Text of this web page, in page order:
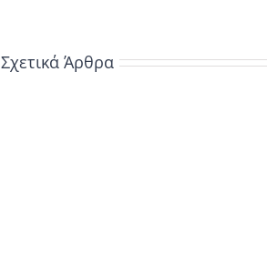
Σχετικά Άρθρα